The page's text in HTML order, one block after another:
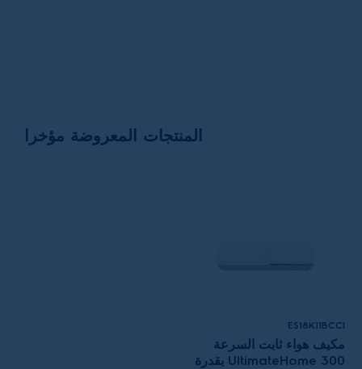
المنتجات المعروضة مؤخرا
ES18K11BCCI
مكيف هواء ثابت السرعة
UltimateHome 300 بقدرة